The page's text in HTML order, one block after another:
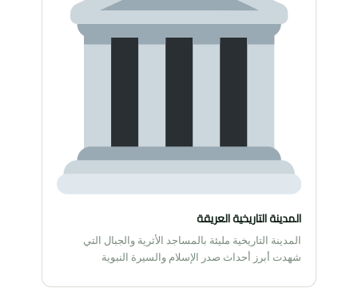
المدينة التاريخية العريقة
المدينة التاريخية مليئة بالمساجد الأثرية والجبال التي
شهدت أبرز أحداث صدر الإسلام والسيرة النبوية